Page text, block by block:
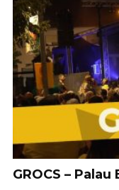
GROCS –